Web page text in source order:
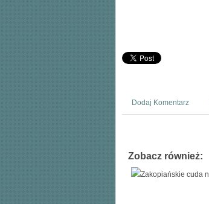
Dodaj Komentarz
Zobacz również: